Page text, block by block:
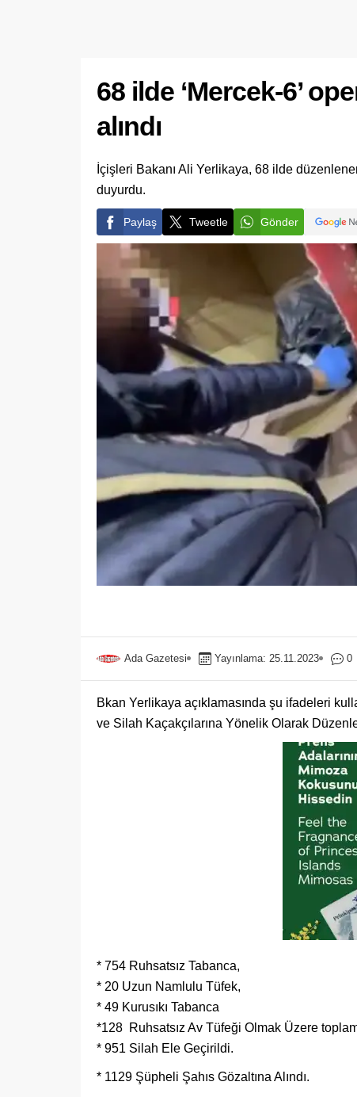
68 ilde ‘Mercek-6’
alındı
İçişleri Bakanı Ali Yerlikaya, 68 ilde
duyurdu.
Paylaş Tweetle Gönder
Ada Gazetesi Yayınlama: 25.11.2023 0
Bkan Yerlikaya açıklamasında şu ifadeleri
ve Silah Kaçakçılarına Yönelik Olarak
* 754 Ruhsatsız Tabanca,
* 20 Uzun Namlulu Tüfek,
* 49 Kurusıkı Tabanca
*128 Ruhsatsız Av Tüfeği Olmak Üzere
* 951 Silah Ele Geçirildi.
* 1129 Şüpheli Şahıs Gözaltına Alındı.